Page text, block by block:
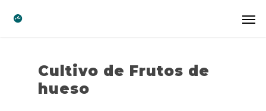
Cultivo de Frutos de
hueso